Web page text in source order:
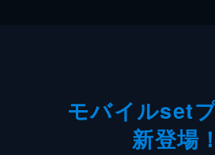
モバイルset
新登場！